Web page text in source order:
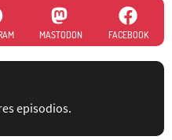
MASTODON FACEBOOK
episodios.